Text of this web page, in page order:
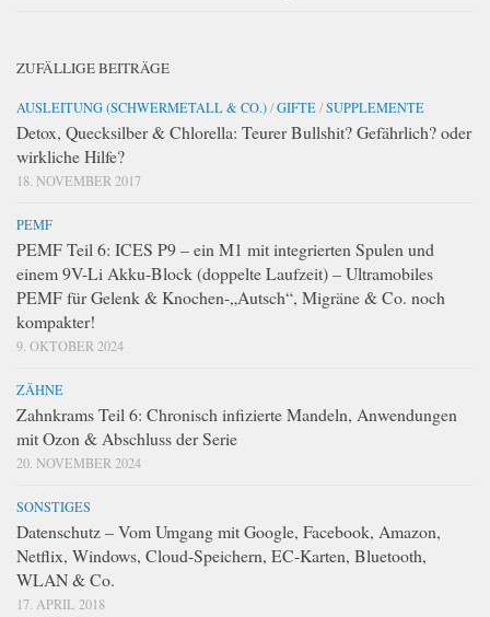
ZUFÄLLIGE BEITRÄGE
AUSLEITUNG (SCHWERMETALL & CO.)/GIFTE/SUPPLEMENTE
Detox, Quecksilber & Chlorella: Teurer Bullshit? Gefährlich? oder
wirkliche Hilfe?
18. NOVEMBER 2017
PEMF
PEMF Teil 6: ICES P9 – ein M1 mit integrierten Spulen und
einem 9V-Li Akku-Block (doppelte Laufzeit) – Ultramobiles
PEMF für Gelenk & Knochen-„Autsch“, Migräne & Co. noch
kompakter!
9. OKTOBER 2024
ZÄHNE
Zahnkrams Teil 6: Chronisch infizierte Mandeln, Anwendungen
mit Ozon & Abschluss der Serie
20. NOVEMBER 2024
SONSTIGES
Datenschutz – Vom Umgang mit Google, Facebook, Amazon,
Netflix, Windows, Cloud-Speichern, EC-Karten, Bluetooth,
WLAN & Co.
17. APRIL 2018